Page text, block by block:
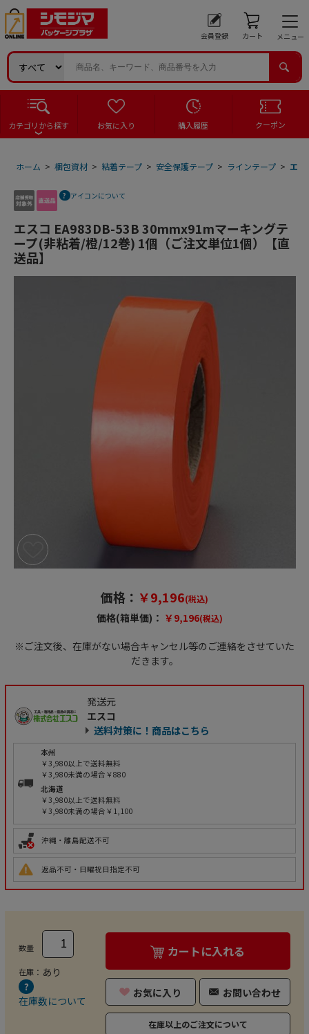
会員登録 カート メニュー
カテゴリから探す お気に入り 購入履歴 クーポン
ホーム > 梱包資材 > 粘着テープ > 安全保護テープ > ラインテープ > エス
アイコンについて
エスコ EA983DB-53B 30mmx91mマーキングテ
ープ(非粘着/橙/12巻) 1個（ご注文単位1個）【直
送品】
価格： ￥9,196(税込)
価格(箱単価)： ￥9,196(税込)
※ご注文後、在庫がない場合キャンセル等のご連絡をさせていた
だきます。
発送元
エスコ
送料対策に！商品はこちら
本州
￥3,980以上で送料無料
￥3,980未満の場合￥880
北海道
￥3,980以上で送料無料
￥3,980未満の場合￥1,100
沖縄・離島配送不可
返品不可・日曜祝日指定不可
数量
在庫： あり
在庫数について
カートに入れる
お気に入り お問い合わせ
在庫以上のご注文について